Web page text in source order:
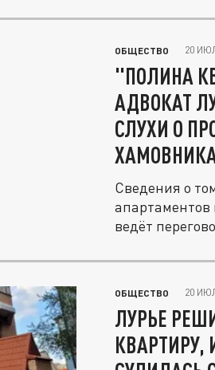
ОБЩЕСТВО 20
"ПОЛИНА
АДВОКАТ
СЛУХИ О
Сведения о
апартаментов
ведёт
ОБЩЕСТВО 20
ЛУРЬЕ
КВАРТИРУ,